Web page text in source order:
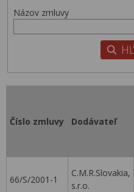
Názov zmluvy
Číslo zmluvy Dodávateľ
66/S/2001-1
C.M.R.Slovakia,
s.r.o.